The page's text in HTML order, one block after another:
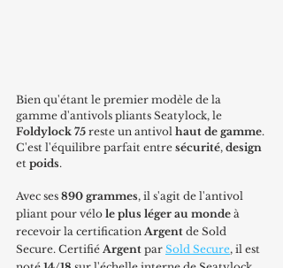
Bien qu'étant le premier modèle de la
gamme d'antivols pliants Seatylock, le
Foldylock 75 reste un antivol haut de gamme.
C'est l'équilibre parfait entre sécurité, design
et poids.
Avec ses 890 grammes, il s'agit de l'antivol
pliant pour vélo le plus léger au monde à
recevoir la certification Argent de Sold
Secure. Certifié Argent par Sold Secure, il est